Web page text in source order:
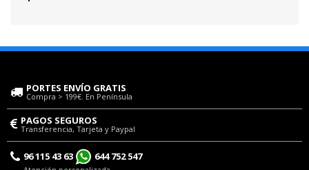
PORTES ENVÍO GRATIS
Compra > 199€. En Península
PAGOS SEGUROS
Transferencia, Tarjeta y Paypal
96 115 43 63 644 752 547